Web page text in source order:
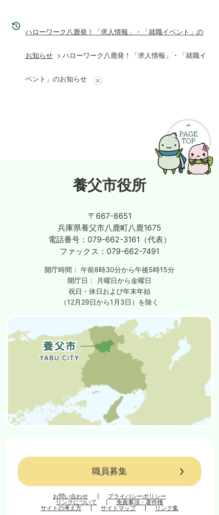
ハローワーク八鹿発！「求人情報」・「就職イベント」の
お知らせ ハローワーク八鹿発！「求人情報」・「就職イ
ベント」のお知らせ
養父市役所
〒667-8651
兵庫県養父市八鹿町八鹿1675
電話番号： 079-662-3161（代表）
ファックス： 079-662-7491
開庁時間： 午前8時30分から午後5時15分
開庁日：
月曜日から金曜日
祝日・休日および年末年始
（12月29日から1月3日）を除く
職員募集
お問い合わせ
プライバシーポリシー
リンクについて
免責事項・著作権
サイトの考え方
サイトマップ リンク集